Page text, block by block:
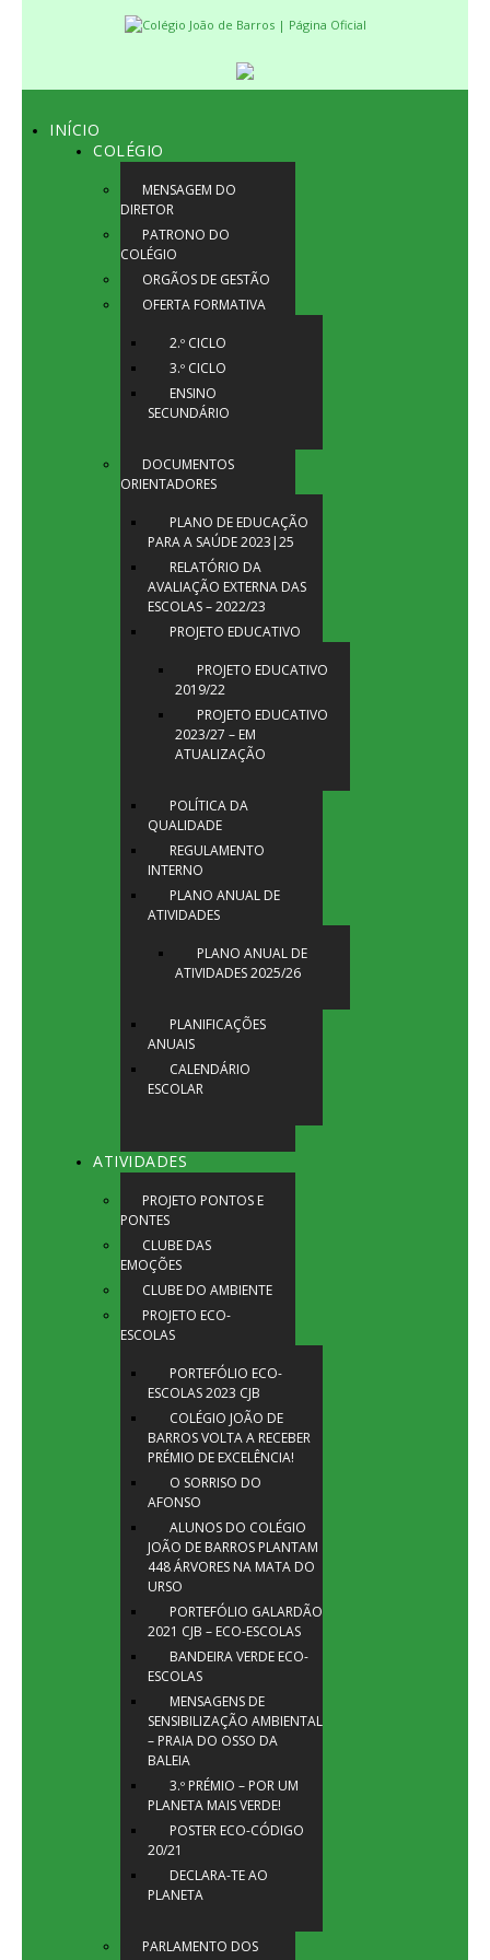
INÍCIO
COLÉGIO
MENSAGEM DO
DIRETOR
PATRONO DO
COLÉGIO
ORGÃOS DE GESTÃO
OFERTA FORMATIVA
2.º CICLO
3.º CICLO
ENSINO
SECUNDÁRIO
DOCUMENTOS
ORIENTADORES
PLANO DE EDUCAÇÃO
PARA A SAÚDE 2023|25
RELATÓRIO DA
AVALIAÇÃO EXTERNA DAS
ESCOLAS – 2022/23
PROJETO EDUCATIVO
PROJETO EDUCATIVO
2019/22
PROJETO EDUCATIVO
2023/27 – EM
ATUALIZAÇÃO
POLÍTICA DA
QUALIDADE
REGULAMENTO
INTERNO
PLANO ANUAL DE
ATIVIDADES
PLANO ANUAL DE
ATIVIDADES 2025/26
PLANIFICAÇÕES
ANUAIS
CALENDÁRIO
ESCOLAR
ATIVIDADES
PROJETO PONTOS E
PONTES
CLUBE DAS
EMOÇÕES
CLUBE DO AMBIENTE
PROJETO ECO-
ESCOLAS
PORTEFÓLIO ECO-
ESCOLAS 2023 CJB
COLÉGIO JOÃO DE
BARROS VOLTA A RECEBER
PRÉMIO DE EXCELÊNCIA!
O SORRISO DO
AFONSO
ALUNOS DO COLÉGIO
JOÃO DE BARROS PLANTAM
448 ÁRVORES NA MATA DO
URSO
PORTEFÓLIO GALARDÃO
2021 CJB – ECO-ESCOLAS
BANDEIRA VERDE ECO-
ESCOLAS
MENSAGENS DE
SENSIBILIZAÇÃO AMBIENTAL
– PRAIA DO OSSO DA
BALEIA
3.º PRÉMIO – POR UM
PLANETA MAIS VERDE!
POSTER ECO-CÓDIGO
20/21
DECLARA-TE AO
PLANETA
PARLAMENTO DOS